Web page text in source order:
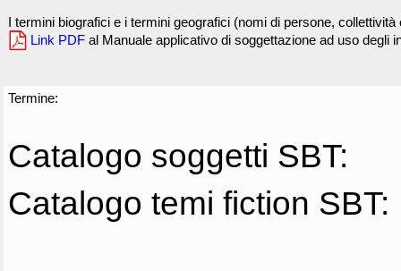
I termini biografici e i termini geografici (nomi di persone,
Link PDF al Manuale applicativo di soggettazione ad uso degli
Termine:
Catalogo soggetti SBT:
Catalogo temi fiction SBT: